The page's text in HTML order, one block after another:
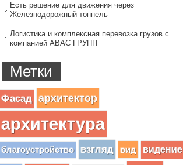
Есть решение для движения через
Железнодорожный тоннель
Логистика и комплексная перевозка грузов с
компанией АВАС ГРУПП
Метки
Фасад архитектор
архитектура
благоустройство взгляд вид видение